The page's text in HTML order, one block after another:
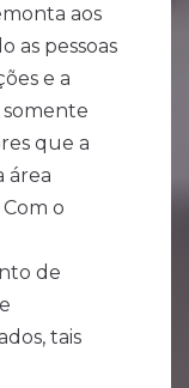
aos
as pessoas
e a
somente
que a
área
o
de
tais